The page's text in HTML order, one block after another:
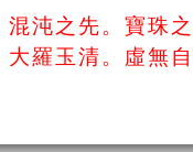
沌之先。寶珠之
羅玉清。虛無自